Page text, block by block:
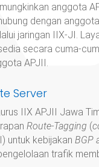
anggota
dengan
jaringan IIX-JI.
secara cuma-
APJII.
Server
IIX APJII Jawa
Route-Tagging (
untuk kebijakan BGP
trafik